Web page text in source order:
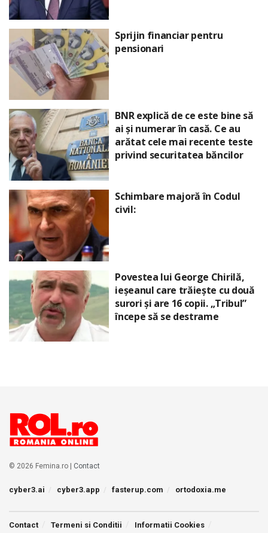
Sprijin financiar pentru
pensionari
BNR explică de ce este bine să
ai și numerar în casă. Ce au
arătat cele mai recente teste
privind securitatea băncilor
Schimbare majoră în Codul
civil:
Povestea lui George Chirilă,
ieșeanul care trăiește cu două
surori și are 16 copii. „Tribul”
începe să se destrame
© 2026 Femina.ro | Contact
cyber3.ai cyber3.app fasterup.com ortodoxia.me
Contact Termeni si Conditii Informatii Cookies